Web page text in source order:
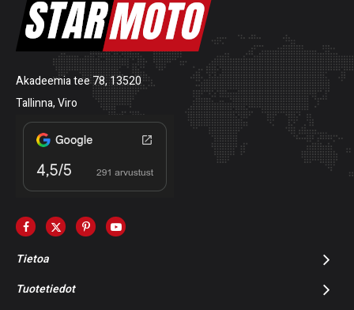
Akadeemia tee 78, 13520
Tallinna, Viro
Tietoa
Tuotetiedot